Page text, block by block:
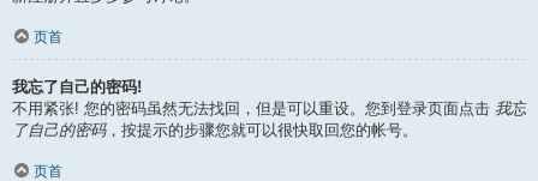
页首
我忘了自己的密码!
不用紧张! 您的密码虽然无法找回，但是可以重设。您到登录页面点击 我忘
了自己的密码，按提示的步骤您就可以很快取回您的帐号。
页首